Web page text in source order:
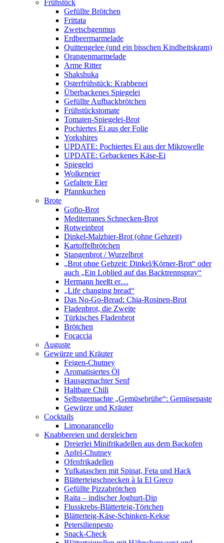
Frühstück
Gefüllte Brötchen
Frittata
Zwetschgenmus
Erdbeermarmelade
Quittengelee (und ein bisschen Kindheitskram)
Orangenmarmelade
Arme Ritter
Shakshuka
Osterfrühstück: Krabbenei
Überbackenes Spiegelei
Gefüllte Aufbackbrötchen
Frühstückstomate
Tomaten-Spiegelei-Brot
Pochiertes Ei aus der Folie
Yorkshires
UPDATE: Pochiertes Ei aus der Mikrowelle
UPDATE: Gebackenes Käse-Ei
Spiegelei
Wolkeneier
Gefaltete Eier
Pfannkuchen
Brote
Gofio-Brot
Mediterranes Schnecken-Brot
Rotweinbrot
Dinkel-Malzbier-Brot (ohne Gehzeit)
Kartoffelbrötchen
Stangenbrot / Wurzelbrot
„Brot ohne Gehzeit: Dinkel/Körner-Brot“ oder
auch „Ein Loblied auf das Backtrennspray“
Hermann heeßt er…
„Life changing bread“
Das No-Go-Bread: Chia-Rosinen-Brot
Fladenbrot, die Zweite
Türkisches Fladenbrot
Brötchen
Focaccia
Auguste
Gewürze und Kräuter
Feigen-Chutney
Aromatisiertes Öl
Hausgemachter Senf
Haltbare Chili
Selbstgemachte „Gemüsebrühe“: Gemüsepaste
Gewürze und Kräuter
Cocktails
Limonarancello
Knabbereien und dergleichen
Dreierlei Minifrikadellen aus dem Backofen
Apfel-Chutney
Ofenfrikadellen
Yufkataschen mit Spinat, Feta und Hack
Blätterteigschnecken à la El Greco
Gefüllte Pizzabrötchen
Raita – indischer Joghurt-Dip
Flusskrebs-Blätterteig-Törtchen
Blätterteig-Käse-Schinken-Kekse
Petersilienpesto
Snack-Check